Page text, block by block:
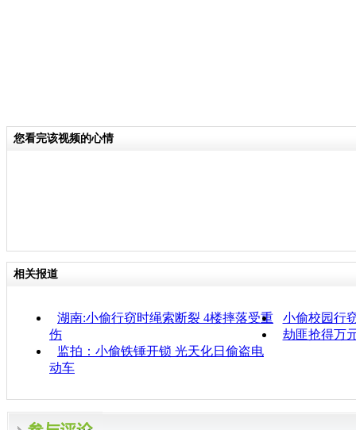
您看完该视频的心情
相关报道
湖南:小偷行窃时绳索断裂 4楼摔落受重
伤
小偷校园行
劫匪抢得万
监拍：小偷铁锤开锁 光天化日偷盗电
动车